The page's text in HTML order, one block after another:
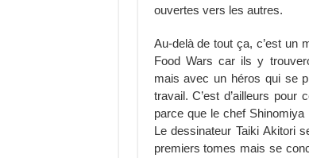
ouvertes vers les autres.
Au-delà de tout ça, c’est un
Food Wars car ils y
mais avec un héros qui se
travail. C’est d’ailleurs
parce que le chef
Le dessinateur Taiki Akitori
premiers tomes mais se